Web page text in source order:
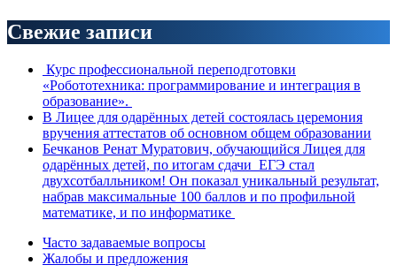
Свежие записи
Курс профессиональной переподготовки
«Робототехника: программирование и интеграция в
образование».
В Лицее для одарённых детей состоялась церемония
вручения аттестатов об основном общем образовании
Бечканов Ренат Муратович, обучающийся Лицея для
одарённых детей, по итогам сдачи ЕГЭ стал
двухсотбалльником! Он показал уникальный результат,
набрав максимальные 100 баллов и по профильной
математике, и по информатике
Часто задаваемые вопросы
Жалобы и предложения